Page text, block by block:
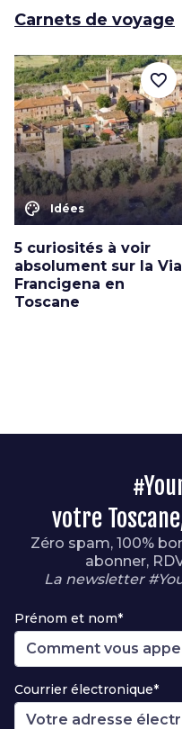
Carnets de voyage
color_lens Idées
5 curiosités à voir
absolument sur la Via
Francigena en
Toscane
favorite_border
votre
Zéro spam, 100%
abonner,
La newsletter
Prénom et nom*
Courrier électronique*